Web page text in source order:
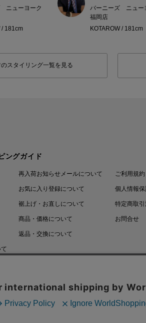
ニューヨーク
/ 181cm
バーニーズ ニュー
福岡店
KOTAROW / 181cm
スタイリング一覧を見る
ングガイド
再入荷お知らせメールについて
お気に入り登録について
裾上げ・お直しについて
商品・価格について
返品・交換について
ご利用規約
個人情報
特定商取
お問合せ